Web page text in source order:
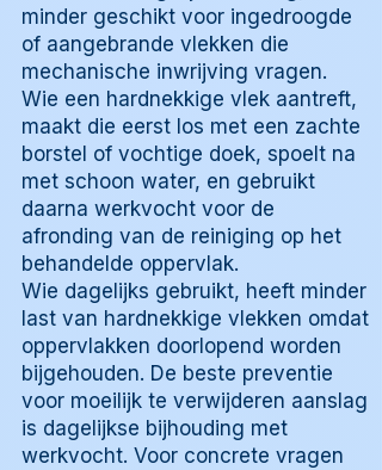
minder geschikt voor ingedroogde
of aangebrande vlekken die
mechanische inwrijving vragen.
Wie een hardnekkige vlek aantreft,
maakt die eerst los met een zachte
borstel of vochtige doek, spoelt na
met schoon water, en gebruikt
daarna werkvocht voor de
afronding van de reiniging op het
behandelde oppervlak.
Wie dagelijks gebruikt, heeft minder
last van hardnekkige vlekken omdat
oppervlakken doorlopend worden
bijgehouden. De beste preventie
voor moeilijk te verwijderen aanslag
is dagelijkse bijhouding met
werkvocht. Voor concrete vragen